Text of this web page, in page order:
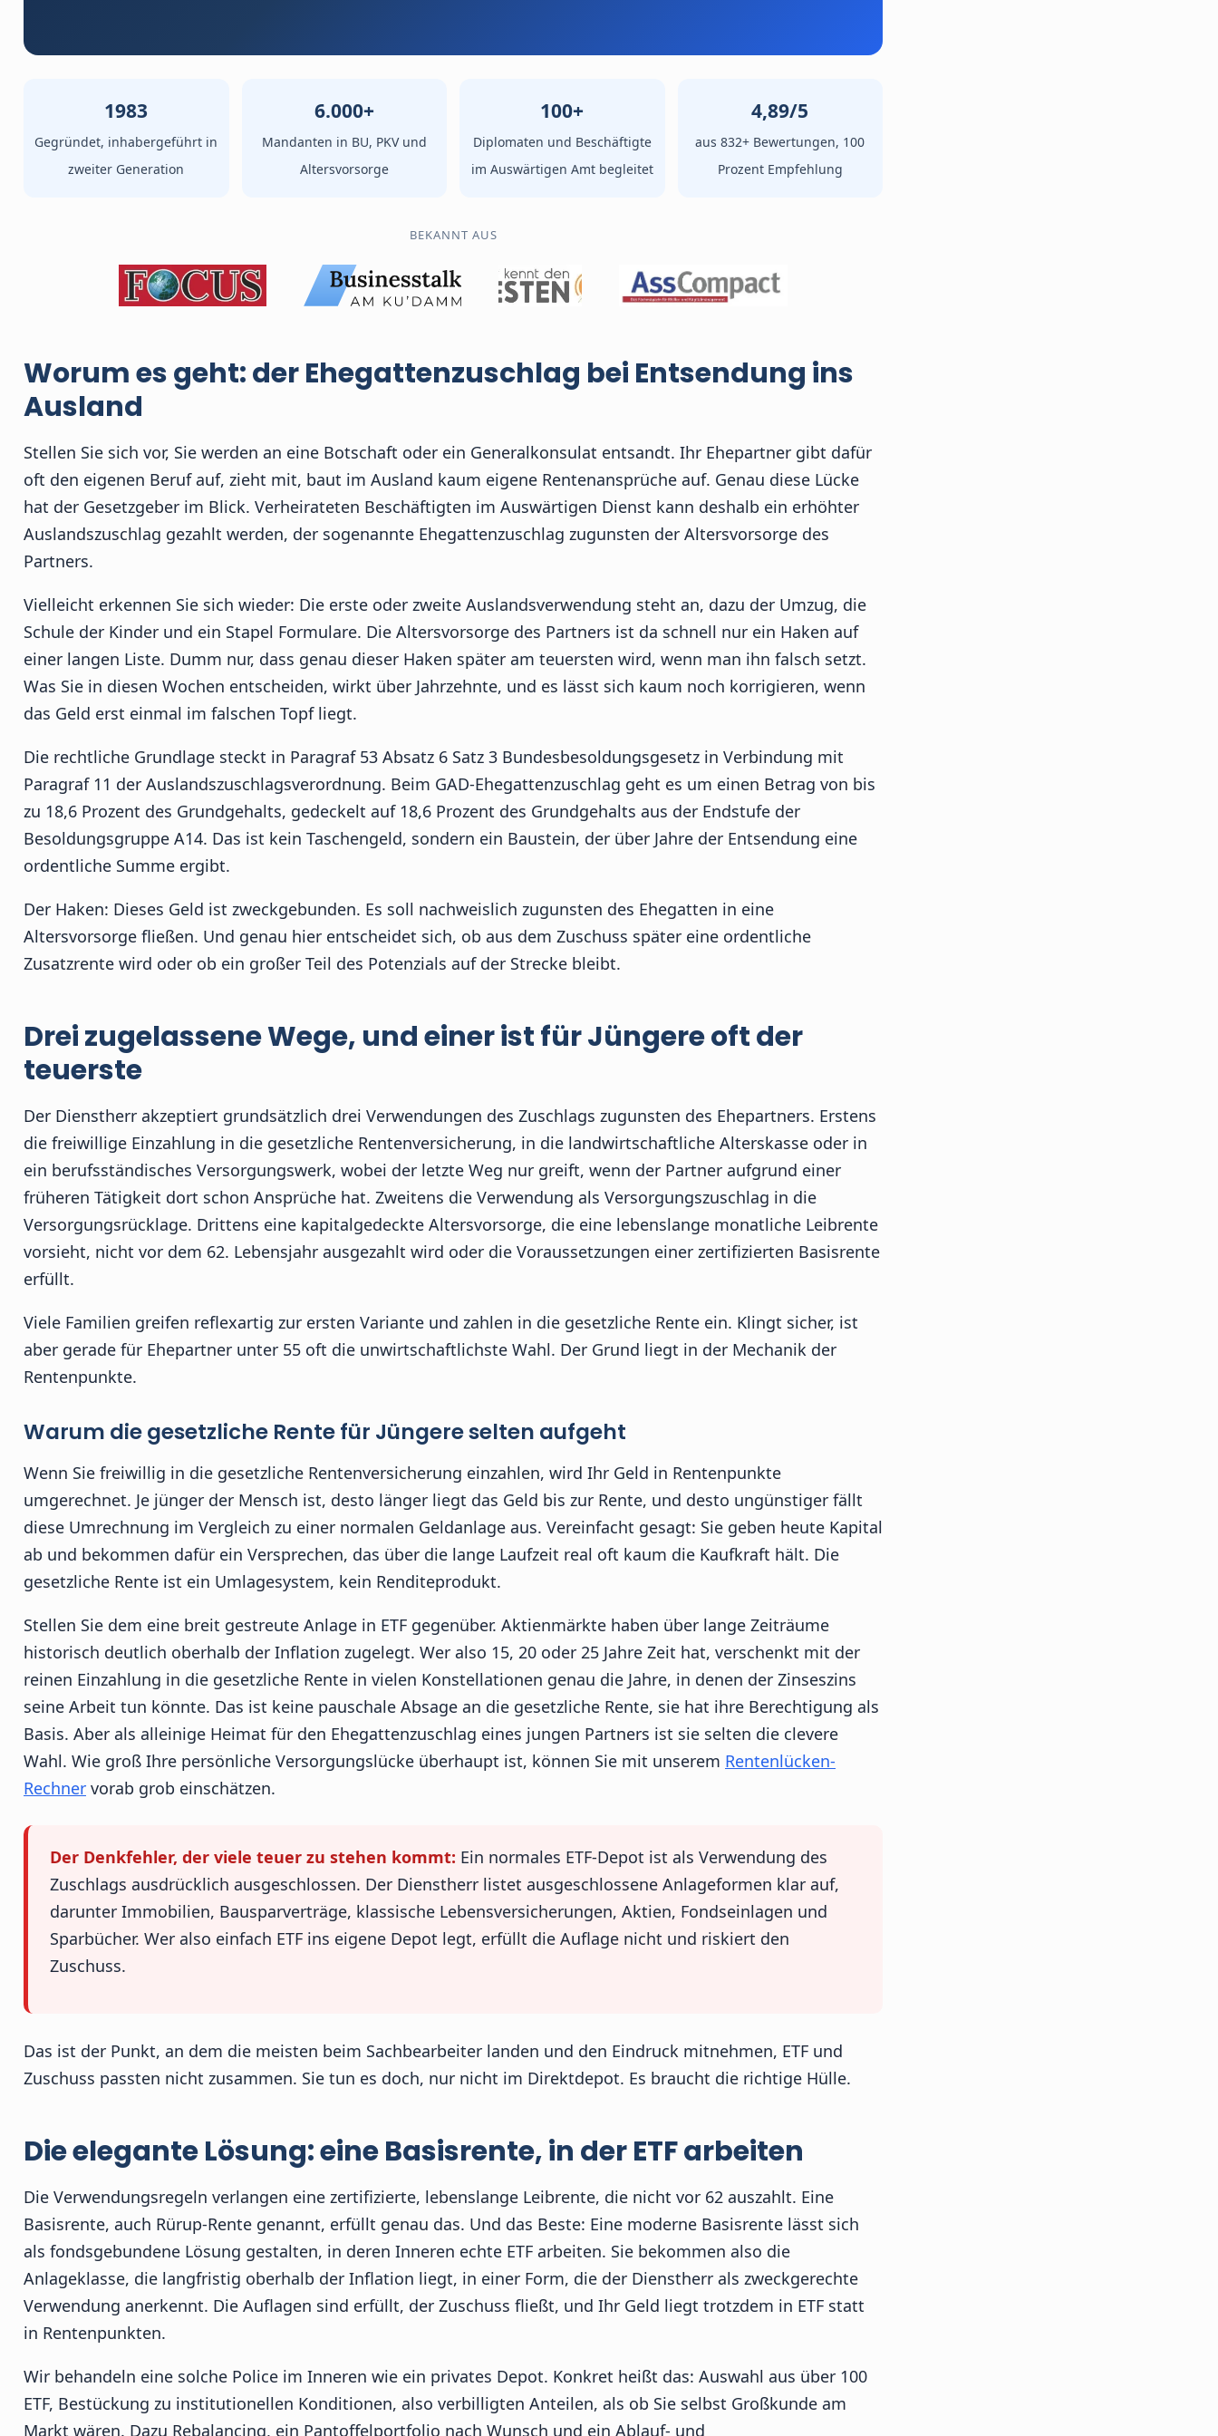
1983
Gegründet, inhabergeführt in
zweiter Generation
6.000+
Mandanten in BU, PKV und
Altersvorsorge
100+
Diplomaten und Beschäftigte
im Auswärtigen Amt begleitet
4,89/5
aus 832+ Bewertungen, 100
Prozent Empfehlung
BEKANNT AUS
Worum es geht: der Ehegattenzuschlag bei Entsendung ins
Ausland
Stellen Sie sich vor, Sie werden an eine Botschaft oder ein Generalkonsulat entsandt. Ihr Ehepartner gibt dafür
oft den eigenen Beruf auf, zieht mit, baut im Ausland kaum eigene Rentenansprüche auf. Genau diese Lücke
hat der Gesetzgeber im Blick. Verheirateten Beschäftigten im Auswärtigen Dienst kann deshalb ein erhöhter
Auslandszuschlag gezahlt werden, der sogenannte Ehegattenzuschlag zugunsten der Altersvorsorge des
Partners.
Vielleicht erkennen Sie sich wieder: Die erste oder zweite Auslandsverwendung steht an, dazu der Umzug, die
Schule der Kinder und ein Stapel Formulare. Die Altersvorsorge des Partners ist da schnell nur ein Haken auf
einer langen Liste. Dumm nur, dass genau dieser Haken später am teuersten wird, wenn man ihn falsch setzt.
Was Sie in diesen Wochen entscheiden, wirkt über Jahrzehnte, und es lässt sich kaum noch korrigieren, wenn
das Geld erst einmal im falschen Topf liegt.
Die rechtliche Grundlage steckt in Paragraf 53 Absatz 6 Satz 3 Bundesbesoldungsgesetz in Verbindung mit
Paragraf 11 der Auslandszuschlagsverordnung. Beim GAD-Ehegattenzuschlag geht es um einen Betrag von bis
zu 18,6 Prozent des Grundgehalts, gedeckelt auf 18,6 Prozent des Grundgehalts aus der Endstufe der
Besoldungsgruppe A14. Das ist kein Taschengeld, sondern ein Baustein, der über Jahre der Entsendung eine
ordentliche Summe ergibt.
Der Haken: Dieses Geld ist zweckgebunden. Es soll nachweislich zugunsten des Ehegatten in eine
Altersvorsorge fließen. Und genau hier entscheidet sich, ob aus dem Zuschuss später eine ordentliche
Zusatzrente wird oder ob ein großer Teil des Potenzials auf der Strecke bleibt.
Drei zugelassene Wege, und einer ist für Jüngere oft der
teuerste
Der Dienstherr akzeptiert grundsätzlich drei Verwendungen des Zuschlags zugunsten des Ehepartners. Erstens
die freiwillige Einzahlung in die gesetzliche Rentenversicherung, in die landwirtschaftliche Alterskasse oder in
ein berufsständisches Versorgungswerk, wobei der letzte Weg nur greift, wenn der Partner aufgrund einer
früheren Tätigkeit dort schon Ansprüche hat. Zweitens die Verwendung als Versorgungszuschlag in die
Versorgungsrücklage. Drittens eine kapitalgedeckte Altersvorsorge, die eine lebenslange monatliche Leibrente
vorsieht, nicht vor dem 62. Lebensjahr ausgezahlt wird oder die Voraussetzungen einer zertifizierten Basisrente
erfüllt.
Viele Familien greifen reflexartig zur ersten Variante und zahlen in die gesetzliche Rente ein. Klingt sicher, ist
aber gerade für Ehepartner unter 55 oft die unwirtschaftlichste Wahl. Der Grund liegt in der Mechanik der
Rentenpunkte.
Warum die gesetzliche Rente für Jüngere selten aufgeht
Wenn Sie freiwillig in die gesetzliche Rentenversicherung einzahlen, wird Ihr Geld in Rentenpunkte
umgerechnet. Je jünger der Mensch ist, desto länger liegt das Geld bis zur Rente, und desto ungünstiger fällt
diese Umrechnung im Vergleich zu einer normalen Geldanlage aus. Vereinfacht gesagt: Sie geben heute Kapital
ab und bekommen dafür ein Versprechen, das über die lange Laufzeit real oft kaum die Kaufkraft hält. Die
gesetzliche Rente ist ein Umlagesystem, kein Renditeprodukt.
Stellen Sie dem eine breit gestreute Anlage in ETF gegenüber. Aktienmärkte haben über lange Zeiträume
historisch deutlich oberhalb der Inflation zugelegt. Wer also 15, 20 oder 25 Jahre Zeit hat, verschenkt mit der
reinen Einzahlung in die gesetzliche Rente in vielen Konstellationen genau die Jahre, in denen der Zinseszins
seine Arbeit tun könnte. Das ist keine pauschale Absage an die gesetzliche Rente, sie hat ihre Berechtigung als
Basis. Aber als alleinige Heimat für den Ehegattenzuschlag eines jungen Partners ist sie selten die clevere
Wahl. Wie groß Ihre persönliche Versorgungslücke überhaupt ist, können Sie mit unserem Rentenlücken-
Rechner vorab grob einschätzen.
Der Denkfehler, der viele teuer zu stehen kommt: Ein normales ETF-Depot ist als Verwendung des
Zuschlags ausdrücklich ausgeschlossen. Der Dienstherr listet ausgeschlossene Anlageformen klar auf,
darunter Immobilien, Bausparverträge, klassische Lebensversicherungen, Aktien, Fondseinlagen und
Sparbücher. Wer also einfach ETF ins eigene Depot legt, erfüllt die Auflage nicht und riskiert den
Zuschuss.
Das ist der Punkt, an dem die meisten beim Sachbearbeiter landen und den Eindruck mitnehmen, ETF und
Zuschuss passten nicht zusammen. Sie tun es doch, nur nicht im Direktdepot. Es braucht die richtige Hülle.
Die elegante Lösung: eine Basisrente, in der ETF arbeiten
Die Verwendungsregeln verlangen eine zertifizierte, lebenslange Leibrente, die nicht vor 62 auszahlt. Eine
Basisrente, auch Rürup-Rente genannt, erfüllt genau das. Und das Beste: Eine moderne Basisrente lässt sich
als fondsgebundene Lösung gestalten, in deren Inneren echte ETF arbeiten. Sie bekommen also die
Anlageklasse, die langfristig oberhalb der Inflation liegt, in einer Form, die der Dienstherr als zweckgerechte
Verwendung anerkennt. Die Auflagen sind erfüllt, der Zuschuss fließt, und Ihr Geld liegt trotzdem in ETF statt
in Rentenpunkten.
Wir behandeln eine solche Police im Inneren wie ein privates Depot. Konkret heißt das: Auswahl aus über 100
ETF, Bestückung zu institutionellen Konditionen, also verbilligten Anteilen, als ob Sie selbst Großkunde am
Markt wären. Dazu Rebalancing, ein Pantoffelportfolio nach Wunsch und ein Ablauf- und